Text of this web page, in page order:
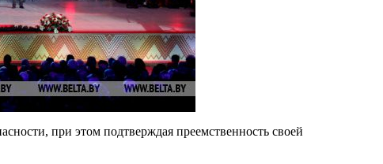
при этом подтверждая преемственность своей